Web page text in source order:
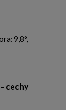
9,8°,
cechy